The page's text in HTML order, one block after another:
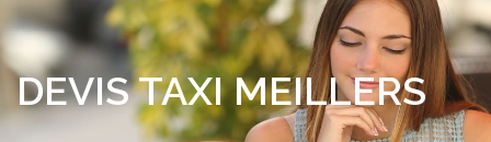
DEVIS TAXI MEILLERS